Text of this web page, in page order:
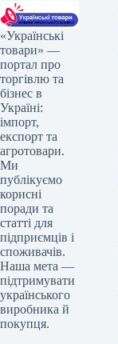
«Українські
товари» —
портал про
торгівлю та
бізнес в
Україні:
імпорт,
експорт та
агротовари.
Ми
публікуємо
корисні
поради та
статті для
підприємців і
споживачів.
Наша мета —
підтримувати
українського
виробника й
покупця.